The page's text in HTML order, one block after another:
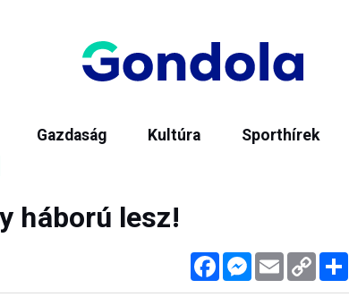
Gazdaság Kultúra Sporthírek
háború lesz!
FacebookMessenger
Email Copy
Link